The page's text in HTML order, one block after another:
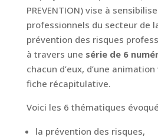
PREVENTION) vise à
professionnels du secteur de
prévention des risques
à travers une série de 6
chacun d’eux, d’une
fiche récapitulative.
Voici les 6 thématiques
la prévention des risques,